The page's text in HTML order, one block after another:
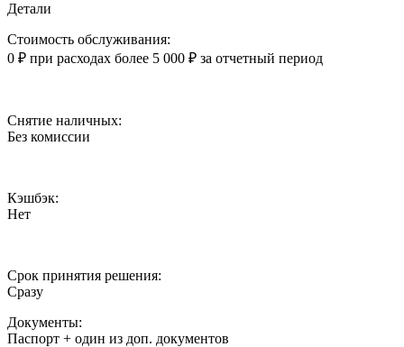
Детали
Стоимость обслуживания:
0 ₽ при расходах более 5 000 ₽ за отчетный период
Снятие наличных:
Без комиссии
Кэшбэк:
Нет
Срок принятия решения:
Сразу
Документы:
Паспорт + один из доп. документов